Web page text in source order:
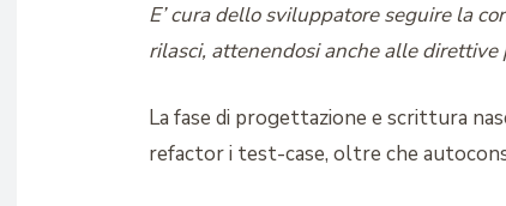
E’ cura dello sviluppatore seguire la
rilasci, attenendosi anche alle
La fase di progettazione e scrittura
refactor i test-case, oltre che